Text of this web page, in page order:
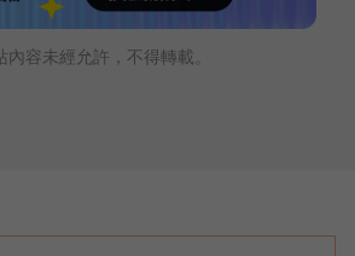
內容未經允許，不得轉載。